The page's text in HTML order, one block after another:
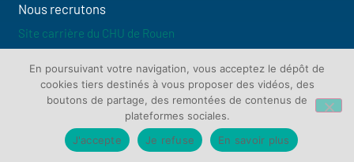
Nous recrutons
Site carrière du CHU de Rouen
SUIVEZ-NOUS
Plan du siteMentions légales Protection de vos données
En poursuivant votre navigation, vous acceptez le dépôt de
cookies tiers destinés à vous proposer des vidéos, des
boutons de partage, des remontées de contenus de
plateformes sociales.
J'accepte
Je refuse En savoir plus